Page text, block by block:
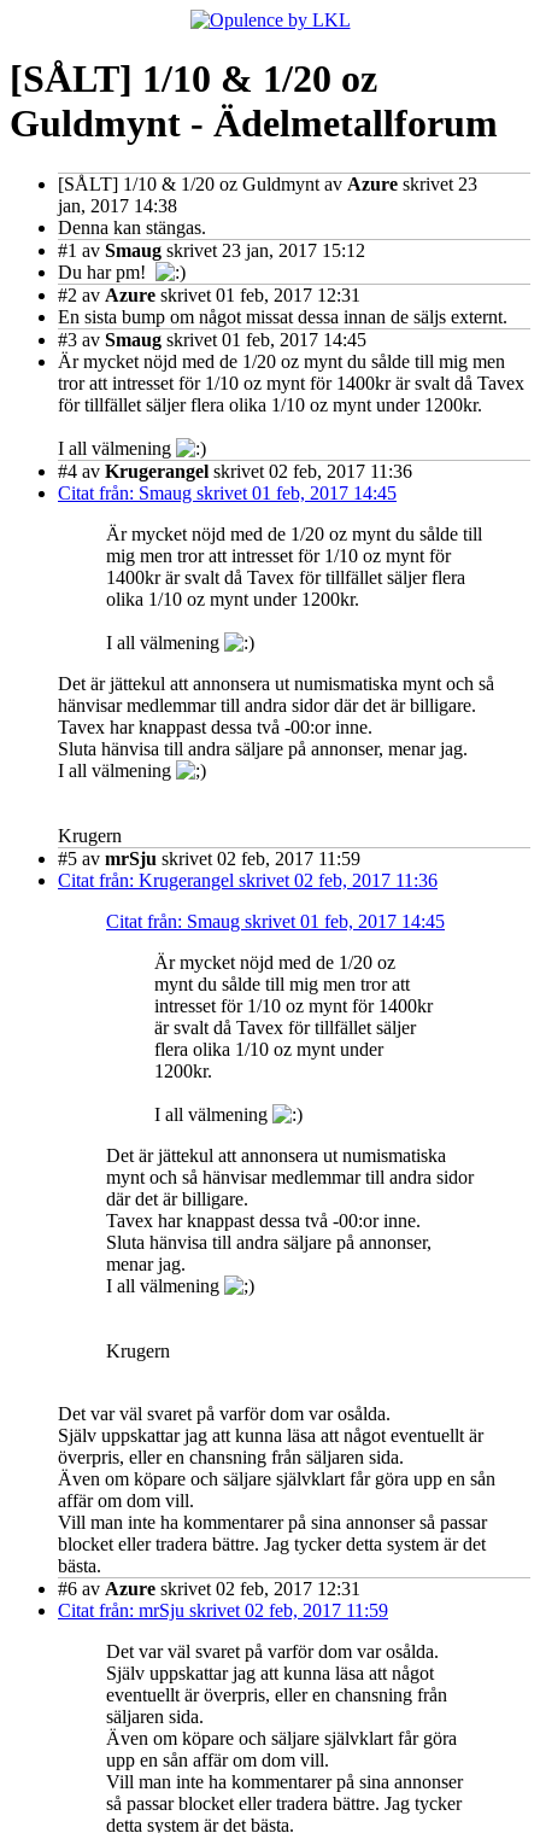
[SÅLT] 1/10 & 1/20 oz
Guldmynt - Ädelmetallforum
[SÅLT] 1/10 & 1/20 oz Guldmynt av Azure skrivet 23
jan, 2017 14:38
Denna kan stängas.
#1 av Smaug skrivet 23 jan, 2017 15:12
Du har pm!
#2 av Azure skrivet 01 feb, 2017 12:31
En sista bump om något missat dessa innan de säljs externt.
#3 av Smaug skrivet 01 feb, 2017 14:45
Är mycket nöjd med de 1/20 oz mynt du sålde till mig men
tror att intresset för 1/10 oz mynt för 1400kr är svalt då Tavex
för tillfället säljer flera olika 1/10 oz mynt under 1200kr.
I all välmening
#4 av Krugerangel skrivet 02 feb, 2017 11:36
Citat från: Smaug skrivet 01 feb, 2017 14:45
Är mycket nöjd med de 1/20 oz mynt du sålde till
mig men tror att intresset för 1/10 oz mynt för
1400kr är svalt då Tavex för tillfället säljer flera
olika 1/10 oz mynt under 1200kr.
I all välmening
Det är jättekul att annonsera ut numismatiska mynt och så
hänvisar medlemmar till andra sidor där det är billigare.
Tavex har knappast dessa två -00:or inne.
Sluta hänvisa till andra säljare på annonser, menar jag.
I all välmening
Krugern
#5 av mrSju skrivet 02 feb, 2017 11:59
Citat från: Krugerangel skrivet 02 feb, 2017 11:36
Citat från: Smaug skrivet 01 feb, 2017 14:45
Är mycket nöjd med de 1/20 oz
mynt du sålde till mig men tror att
intresset för 1/10 oz mynt för 1400kr
är svalt då Tavex för tillfället säljer
flera olika 1/10 oz mynt under
1200kr.
I all välmening
Det är jättekul att annonsera ut numismatiska
mynt och så hänvisar medlemmar till andra sidor
där det är billigare.
Tavex har knappast dessa två -00:or inne.
Sluta hänvisa till andra säljare på annonser,
menar jag.
I all välmening
Krugern
Det var väl svaret på varför dom var osålda.
Själv uppskattar jag att kunna läsa att något eventuellt är
överpris, eller en chansning från säljaren sida.
Även om köpare och säljare självklart får göra upp en sån
affär om dom vill.
Vill man inte ha kommentarer på sina annonser så passar
blocket eller tradera bättre. Jag tycker detta system är det
bästa.
#6 av Azure skrivet 02 feb, 2017 12:31
Citat från: mrSju skrivet 02 feb, 2017 11:59
Det var väl svaret på varför dom var osålda.
Själv uppskattar jag att kunna läsa att något
eventuellt är överpris, eller en chansning från
säljaren sida.
Även om köpare och säljare självklart får göra
upp en sån affär om dom vill.
Vill man inte ha kommentarer på sina annonser
så passar blocket eller tradera bättre. Jag tycker
detta system är det bästa.